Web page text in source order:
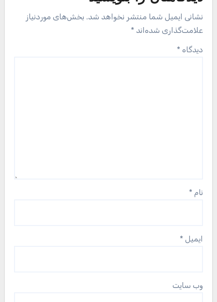
نشانی ایمیل شما منتشر نخواهد شد. بخش‌های موردنیاز
علامت‌گذاری شده‌اند *
دیدگاه *
نام *
ایمیل *
وب‌ سایت